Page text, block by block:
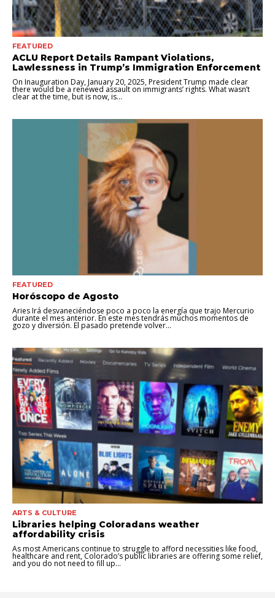
FEATURED
ACLU Report Details Rampant Violations,
Lawlessness in Trump’s Immigration Enforcement
On Inauguration Day, January 20, 2025, President Trump made clear
there would be a renewed assault on immigrants’ rights. What wasn’t
clear at the time, but is now, is...
FEATURED
Horóscopo de Agosto
Aries Irá desvaneciéndose poco a poco la energía que trajo Mercurio
durante el mes anterior. En este mes tendrás muchos momentos de
gozo y diversión. El pasado pretende volver...
ARTS & CULTURE
Libraries helping Coloradans weather
affordability crisis
As most Americans continue to struggle to afford necessities like food,
healthcare and rent, Colorado’s public libraries are offering some relief,
and you do not need to fill up...